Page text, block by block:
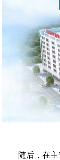
随后，在主管